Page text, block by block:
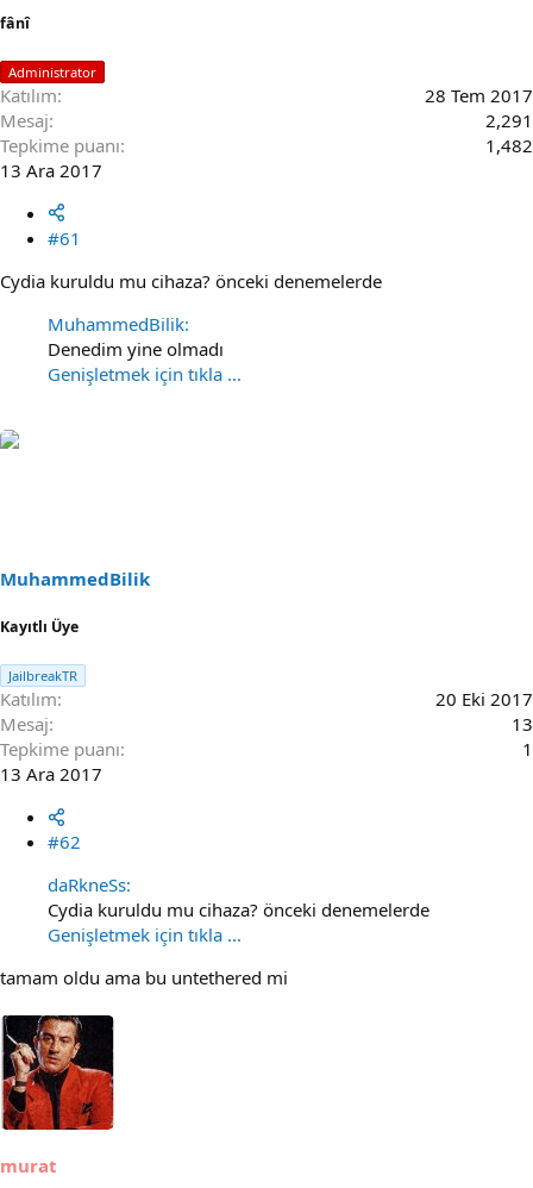
fânî
Administrator
Katılım
28 Tem 2017
Mesaj
2,291
Tepkime puanı
1,482
13 Ara 2017
#61
Cydia kuruldu mu cihaza? önceki denemelerde
MuhammedBilik:
Denedim yine olmadı
Genişletmek için tıkla ...
MuhammedBilik
Kayıtlı Üye
JailbreakTR
Katılım
20 Eki 2017
Mesaj
13
Tepkime puanı
1
13 Ara 2017
#62
daRkneSs:
Cydia kuruldu mu cihaza? önceki denemelerde
Genişletmek için tıkla ...
tamam oldu ama bu untethered mi
murat